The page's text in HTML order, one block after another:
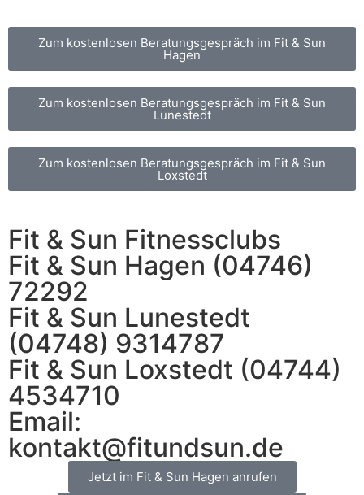
Zum kostenlosen Beratungsgespräch im Fit & Sun
Hagen
Zum kostenlosen Beratungsgespräch im Fit & Sun
Lunestedt
Zum kostenlosen Beratungsgespräch im Fit & Sun
Loxstedt
Fit & Sun Fitnessclubs
Fit & Sun Hagen (04746)
72292
Fit & Sun Lunestedt
(04748) 9314787
Fit & Sun Loxstedt (04744)
4534710
Email:
kontakt@fitundsun.de
Jetzt im Fit & Sun Hagen anrufen